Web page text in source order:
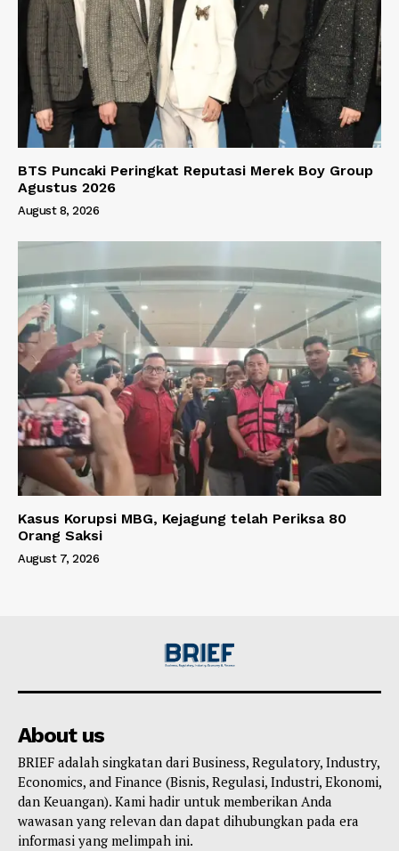
BTS Puncaki Peringkat Reputasi Merek Boy Group
Agustus 2026
August 8, 2026
Kasus Korupsi MBG, Kejagung telah Periksa 80
Orang Saksi
August 7, 2026
About us
BRIEF adalah singkatan dari Business, Regulatory, Industry,
Economics, and Finance (Bisnis, Regulasi, Industri, Ekonomi,
dan Keuangan). Kami hadir untuk memberikan Anda
wawasan yang relevan dan dapat dihubungkan pada era
informasi yang melimpah ini.